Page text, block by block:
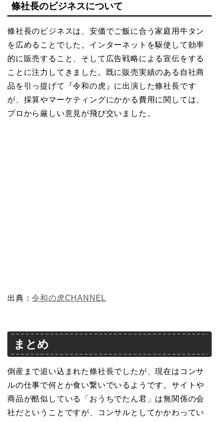
條社長のビジネスについて
條社長のビジネスは、安価でご飯に合う家庭用牛タン
を広めることでした。インターネットを駆使して効率
的に販売すること、そして広告戦略による宣伝をする
ことに注力してきました。既に販売実績のある自社商
品を引っ提げて『令和の虎』に出演した條社長です
が、採算やマーケティングにかかる費用に関しては、
プロから厳しい意見が飛び交いました。
出典：令和の虎CHANNEL
まとめ
倒産まで追い込まれた條社長でしたが、現在はコンサ
ルの仕事で何とか食い繋いでいるようです。サイトや
商品が酷似している「おうちでたん君」は無関係の会
社だということですが、コンサルとしてかかわってい